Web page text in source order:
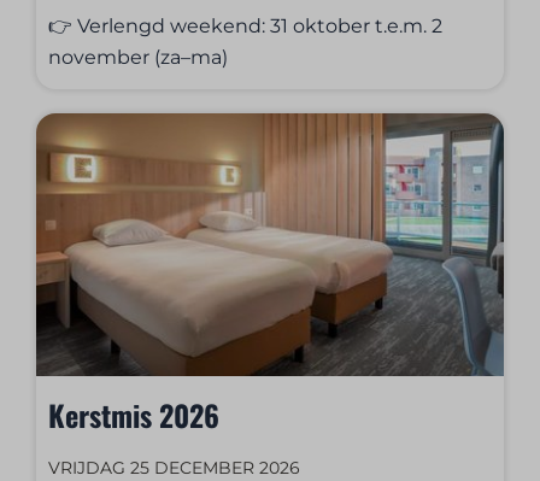
👉 Verlengd weekend: 31 oktober t.e.m. 2
november (za–ma)
Kerstmis 2026
VRIJDAG 25 DECEMBER 2026